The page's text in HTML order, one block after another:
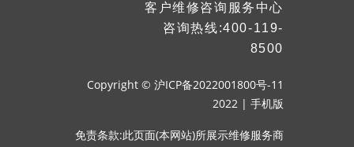
客户维修咨询服务中心
咨询热线:400-119-
8500
Copyright © 沪ICP备2022001800号-11
2022 | 手机版
免责条款:此页面(本网站)所展示维修服务商